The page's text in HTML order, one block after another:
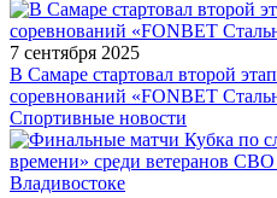
7 сентября 2025
В Самаре стартовал второй
соревнований «FONBET
Спортивные новости